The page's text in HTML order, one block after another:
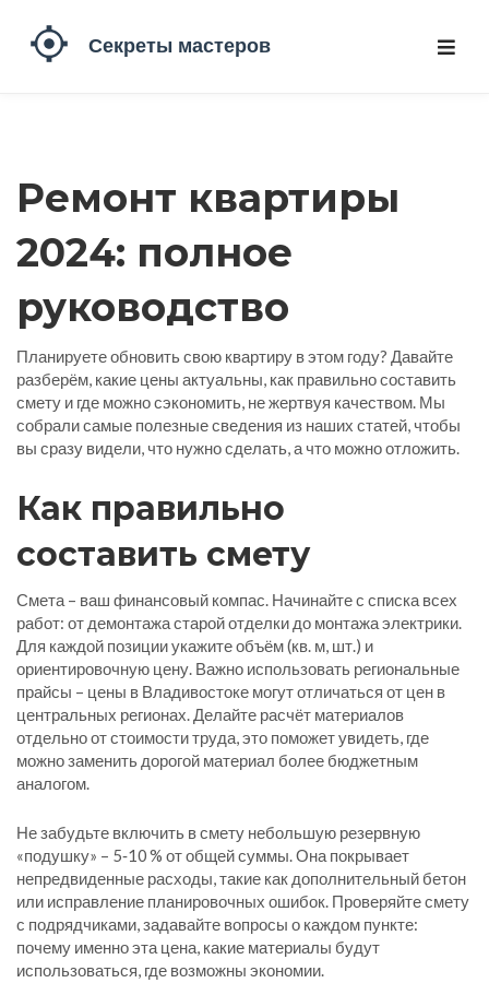
Ремонт квартиры
2024: полное
руководство
Планируете обновить свою квартиру в этом году? Давайте
разберём, какие цены актуальны, как правильно составить
смету и где можно сэкономить, не жертвуя качеством. Мы
собрали самые полезные сведения из наших статей, чтобы
вы сразу видели, что нужно сделать, а что можно отложить.
Как правильно
составить смету
Смета – ваш финансовый компас. Начинайте с списка всех
работ: от демонтажа старой отделки до монтажа электрики.
Для каждой позиции укажите объём (кв. м, шт.) и
ориентировочную цену. Важно использовать региональные
прайсы – цены в Владивостоке могут отличаться от цен в
центральных регионах. Делайте расчёт материалов
отдельно от стоимости труда, это поможет увидеть, где
можно заменить дорогой материал более бюджетным
аналогом.
Не забудьте включить в смету небольшую резервную
«подушку» – 5‑10 % от общей суммы. Она покрывает
непредвиденные расходы, такие как дополнительный бетон
или исправление планировочных ошибок. Проверяйте смету
с подрядчиками, задавайте вопросы о каждом пункте:
почему именно эта цена, какие материалы будут
использоваться, где возможны экономии.